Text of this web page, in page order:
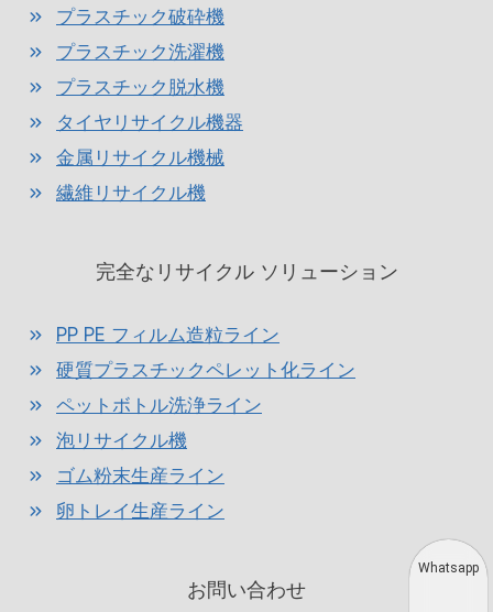
プラスチック破砕機
プラスチック洗濯機
プラスチック脱水機
タイヤリサイクル機器
金属リサイクル機械
繊維リサイクル機
完全なリサイクル ソリューション
PP PE フィルム造粒ライン
硬質プラスチックペレット化ライン
ペットボトル洗浄ライン
泡リサイクル機
ゴム粉末生産ライン
卵トレイ生産ライン
お問い合わせ
Whatsapp